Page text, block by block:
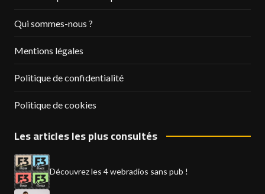
Qui sommes-nous ?
Mentions légales
Politique de confidentialité
Politique de cookies
Les articles les plus consultés
Découvrez les 4 webradios sans pub !